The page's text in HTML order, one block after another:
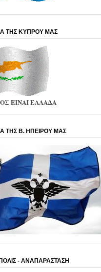
ΤΗΣ ΚΥΠΡΟΥ ΜΑΣ
ΕΙΝΑΙ ΕΛΛΑΔΑ
ΤΗΣ Β. ΗΠΕΙΡΟΥ ΜΑΣ
- ΑΝΑΠΑΡΑΣΤΑΣΗ